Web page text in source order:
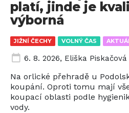
JIŽNÍ ČECHY VOLNÝ ČAS
platí, jinde je
výborná
6. 8. 2026, Eliška Piskačová
Na orlické přehradě u
koupání. Oproti tomu mají
koupací oblasti podle
vody.